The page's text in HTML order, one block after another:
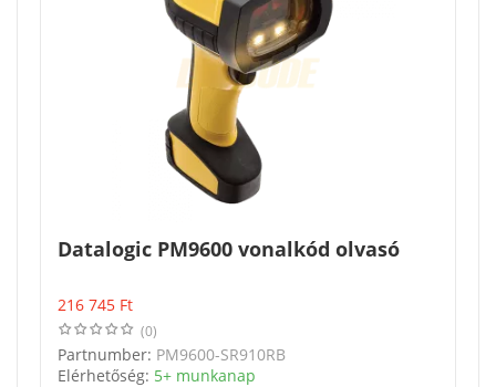
Datalogic PM9600 vonalkód olvasó
216 745 Ft
(0)
Partnumber: PM9600-SR910RB
Elérhetőség: 5+ munkanap